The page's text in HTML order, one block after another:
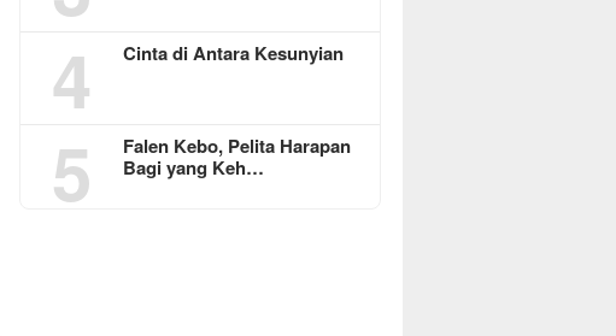
4 Cinta di Antara Kesunyian
5
Falen Kebo, Pelita Harapan
Bagi yang Keh…